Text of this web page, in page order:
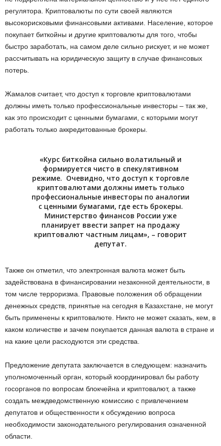
регулятора. Криптовалюты по сути своей являются
высокорисковыми финансовыми активами. Население, которое
покупает биткойны и другие криптовалюты для того, чтобы
быстро заработать, на самом деле сильно рискует, и не может
рассчитывать на юридическую защиту в случае финансовых
потерь.
Жамалов считает, что доступ к торговле криптовалютами
должны иметь только профессиональные инвесторы – так же,
как это происходит с ценными бумагами, с которыми могут
работать только аккредитованные брокеры.
«Курс биткойна сильно волатильный и
формируется чисто в спекулятивном
режиме. Очевидно, что доступ к торговле
криптовалютами должны иметь только
профессиональные инвесторы по аналогии
с ценными бумагами, где есть брокеры.
Министерство финансов России уже
планирует ввести запрет на продажу
криптовалют частным лицам», – говорит
депутат.
Также он отметил, что электронная валюта может быть
задействована в финансировании незаконной деятельности, в
том числе терроризма. Правовые положения об обращении
денежных средств, принятые на сегодня в Казахстане, не могут
быть применены к криптовалюте. Никто не может сказать, кем, в
каком количестве и зачем покупается данная валюта в стране и
на какие цели расходуются эти средства.
Предложение депутата заключается в следующем: назначить
уполномоченный орган, который координировал бы работу
госорганов по вопросам блокчейна и криптовалют, а также
создать междведомственную комиссию с привлечением
депутатов и общественности к обсуждению вопроса
необходимости законодательного регулирования означенной
области.